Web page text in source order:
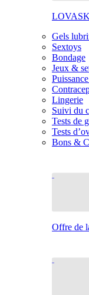
Gels
Sextoys
Bondage
Jeux &
Lingerie
Suivi du
Tests de
Tests
Bons &
Offre de